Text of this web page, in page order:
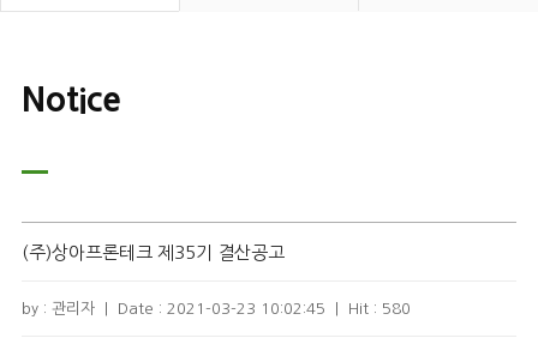
Notice
(주)상아프론테크 제35기 결산공고
by : 관리자 Date : 2021-03-23 10:02:45 Hit : 580